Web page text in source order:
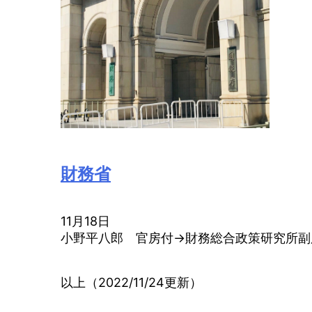
財務省
11月18日
小野平八郎 官房付→財務総合政策研究所
以上（2022/11/24更新）